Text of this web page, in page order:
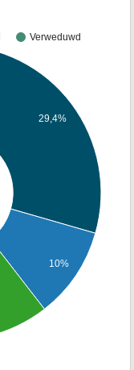
Verweduwd
29,4%
10%